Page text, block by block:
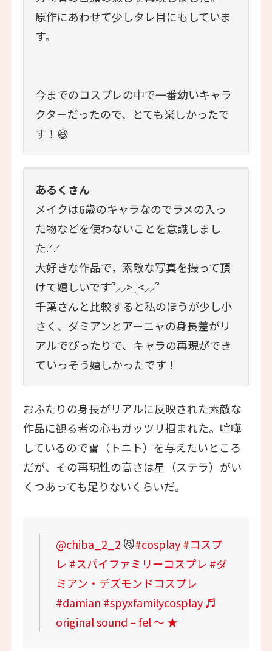
原作にあわせて少しタレ目にもしていま
す。
今までのコスプレの中で一番幼いキャラ
クターだったので、とても楽しかったで
す！😆
あるくさん
メイクは6歳のキャラなのでラメの入っ
た物などを使わないことを意識しまし
た.ᐟ.ᐟ
大好きな作品で，素敵な写真を撮って頂
けて嬉しいです՞⸝⸝> ̫ <⸝⸝՞
千葉さんと比較すると私のほうが少し小
さく、ダミアンとアーニャの身長差がリ
アルでぴったりで、キャラの再現ができ
ていっそう嬉しかったです！
おふたりの身長がリアルに反映された素敵な
作品に観る者の心もガッツリ掴まれた。喧嘩
しているので雷（トニト）を与えたいところ
だが、その再現性の高さは星（ステラ）がい
くつあっても足りないくらいだ。
@chiba_2_2😼#cosplay #コスプ
レ #スパイファミリーコスプレ #ダ
ミアン・デズモンドコスプレ
#damian #spyxfamilycosplay ♬
original sound – fel 〜 ★